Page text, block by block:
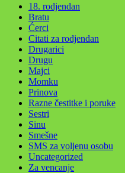
18. rodjendan
Bratu
Ćerci
Citati za rodjendan
Drugarici
Drugu
Majci
Momku
Prinova
Razne čestitke i poruke
Sestri
Sinu
Smešne
SMS za voljenu osobu
Uncategorized
Za vencanje